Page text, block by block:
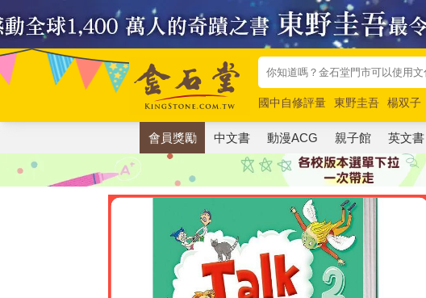
國中自修評量 東野圭吾 楊双子
唯紅花綻放
奧德賽 路邊攤新作
會員獎勵 中文書 動漫ACG 親子館 英文書